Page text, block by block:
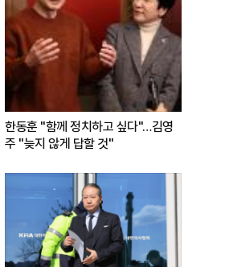
한동훈 "함께 정치하고 싶다"…김영
주 "늦지 않게 답할 것"